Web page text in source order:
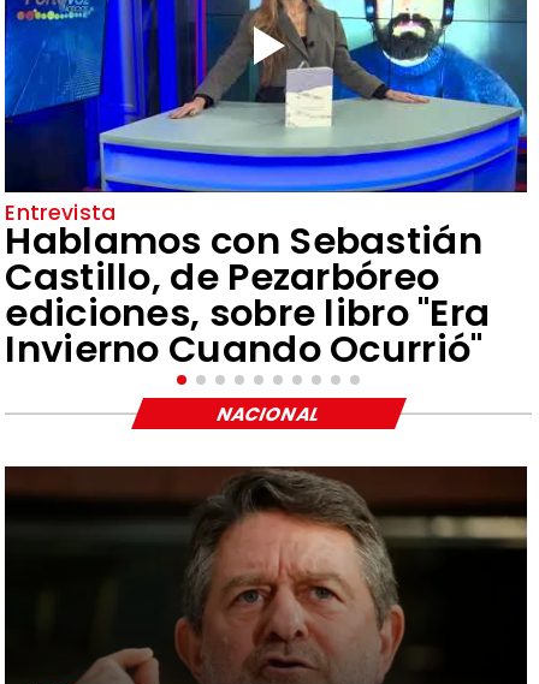
Entrevista
Hablamos con Sebastián
Castillo, de Pezarbóreo
ediciones, sobre libro "Era
Invierno Cuando Ocurrió"
NACIONAL